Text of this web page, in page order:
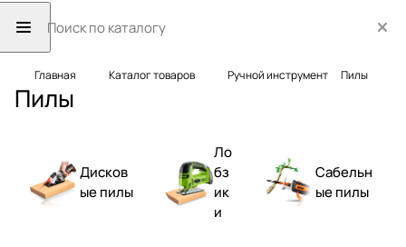
Главная Каталог товаров Ручной инструмент Пилы
Пилы
Дисков
ые пилы
Ло
бз
ик
и
Сабельн
ые пилы